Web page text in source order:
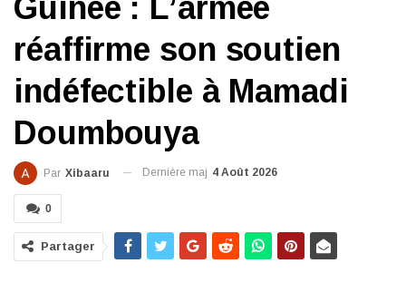
Guinée : L’armée
réaffirme son soutien
indéfectible à Mamadi
Doumbouya
Par Xibaaru Dernière maj 4 Août 2026
0
Partager